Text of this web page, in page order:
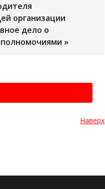
организации
дело о
»
Наверх